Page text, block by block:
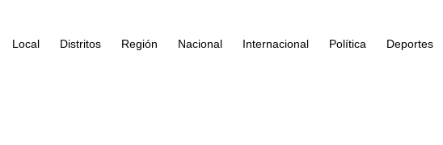
Local Distritos Región Nacional Internacional Política Deportes